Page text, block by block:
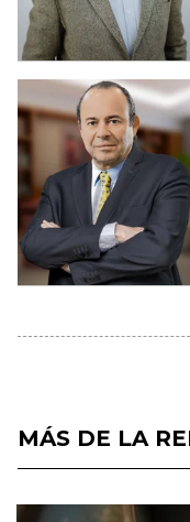
MÁS DE LA